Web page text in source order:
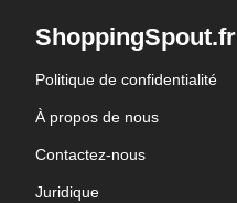
ShoppingSpout.fr
Politique de confidentialité
À propos de nous
Contactez-nous
Juridique